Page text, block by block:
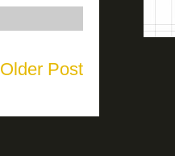
Older Post